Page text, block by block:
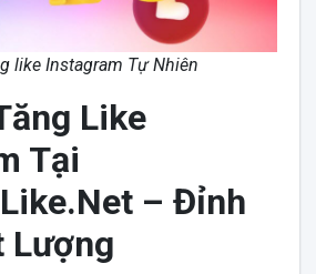
like Instagram Tự Nhiên
Like
Tại
– Đỉnh
Lượng